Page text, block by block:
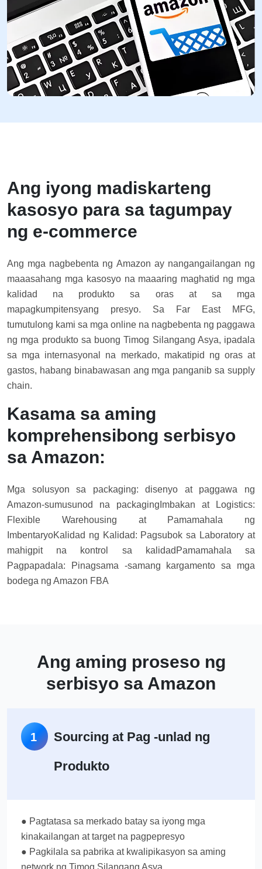
Ang iyong madiskarteng
kasosyo para sa tagumpay
ng e-commerce
Ang mga nagbebenta ng Amazon ay nangangailangan ng
maaasahang mga kasosyo na maaaring maghatid ng mga
kalidad na produkto sa oras at sa mga
mapagkumpitensyang presyo. Sa Far East MFG,
tumutulong kami sa mga online na nagbebenta ng paggawa
ng mga produkto sa buong Timog Silangang Asya, ipadala
sa mga internasyonal na merkado, makatipid ng oras at
gastos, habang binabawasan ang mga panganib sa supply
chain.
Kasama sa aming
komprehensibong serbisyo
sa Amazon:
Mga solusyon sa packaging: disenyo at paggawa ng
Amazon-sumusunod na packaging Imbakan at Logistics:
Flexible Warehousing at Pamamahala ng
ImbentaryoKalidad ng Kalidad: Pagsubok sa Laboratory at
mahigpit na kontrol sa kalidad Pamamahala sa
Pagpapadala: Pinagsama -samang kargamento sa mga
bodega ng Amazon FBA
Ang aming proseso ng
serbisyo sa Amazon
1
Sourcing at Pag -unlad ng
Produkto
● Pagtatasa sa merkado batay sa iyong mga
kinakailangan at target na pagpepresyo
● Pagkilala sa pabrika at kwalipikasyon sa aming
network ng Timog Silangang Asya